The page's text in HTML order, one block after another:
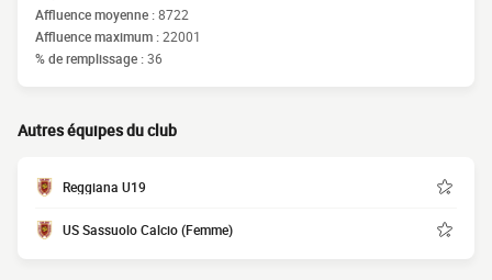
Affluence moyenne :8722
Affluence maximum :22001
% de remplissage :36
Autres équipes du club
Reggiana U19
US Sassuolo Calcio (Femme)